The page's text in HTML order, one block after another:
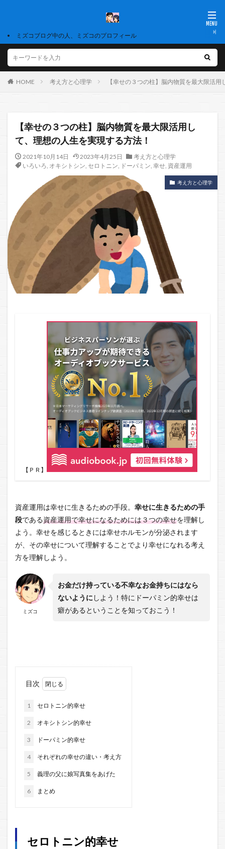
ミズコブログ中の人、ミズコのプロフィール
HOME 考え方と心理学 【幸せの３つの柱】脳内物質を最大限活
【幸せの３つの柱】脳内物質を最大限活用し
て、理想の人生を実現する方法！
2021年10月14日 2023年4月25日
考え方と心理学
いろいろ, オキシトシン, セロトニン, ドーパミン, 幸せ, 資産運用
考え方と心理学
【ＰＲ】
資産運用は幸せに生きるための手段。 幸せに生きるための手
段である資産運用で幸せになるためには３つの幸せを理解し
よう。幸せを感じるときには幸せホルモンが分泌されます
が、その幸せについて理解することでより幸せになれる考え
方を理解しよう。
ミズコ
お金だけ持っている不幸なお金持ちにはなら
ないように しよう！特にドーパミン的幸せは
癖があるということを知っておこう！
目次
1 セロトニン的幸せ
2 オキシトシン的幸せ
3 ドーパミン的幸せ
4 それぞれの幸せの違い・考え方
5 義理の父に娘写真集をあげた
6 まとめ
セロトニン的幸せ